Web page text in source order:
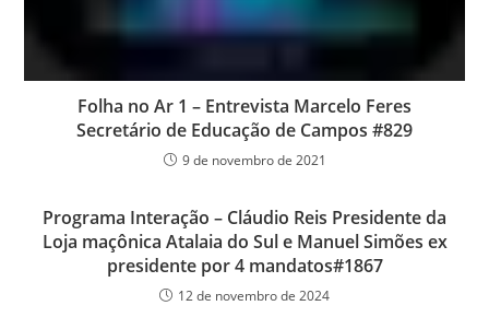
Folha no Ar 1 – Entrevista Marcelo Feres
Secretário de Educação de Campos #829
9 de novembro de 2021
Programa Interação – Cláudio Reis Presidente da
Loja maçônica Atalaia do Sul e Manuel Simões ex
presidente por 4 mandatos#1867
12 de novembro de 2024